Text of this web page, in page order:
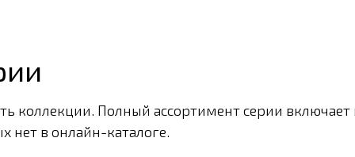
коллекции. Полный ассортимент серии
нет в онлайн-каталоге.